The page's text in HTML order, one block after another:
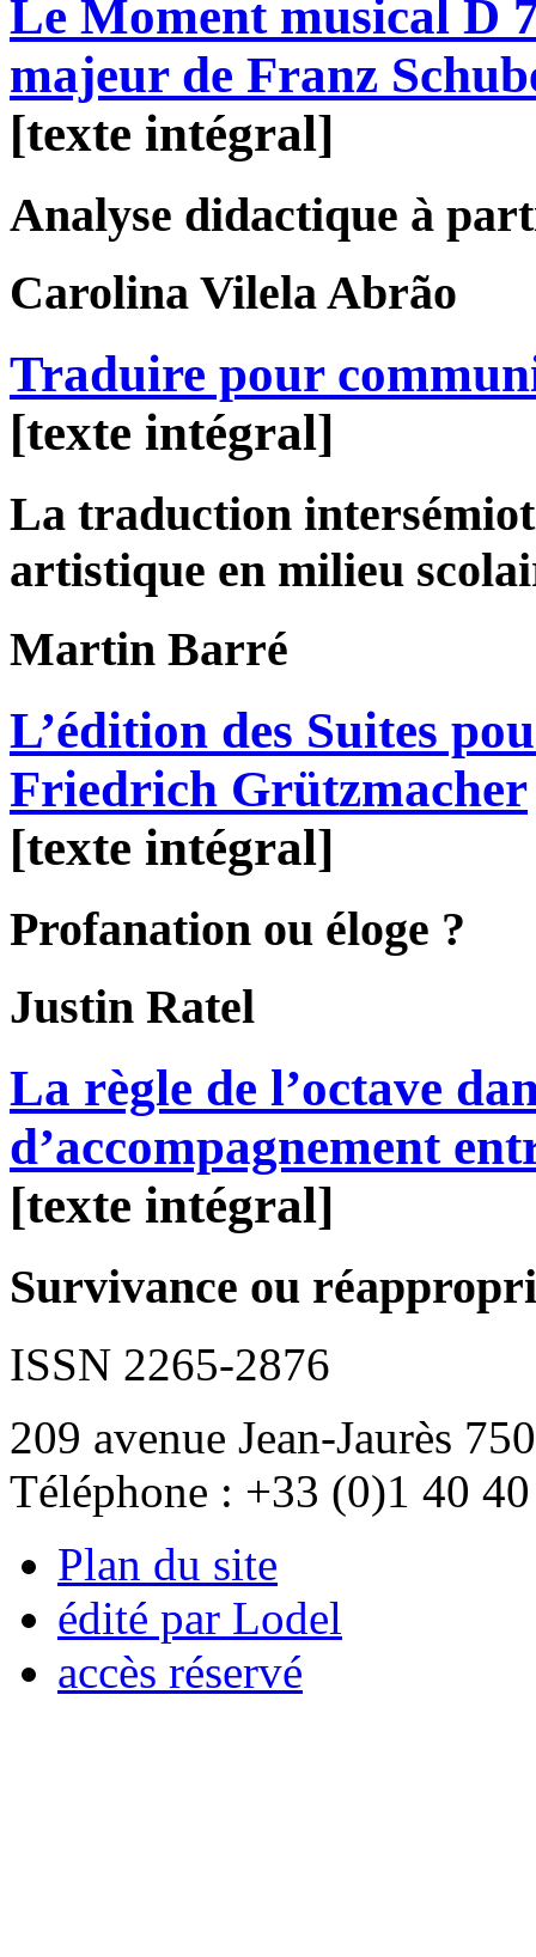
Le Moment musical D
majeur de Franz
[texte intégral]
Analyse didactique à
Carolina Vilela Abrão
Traduire pour
[texte intégral]
La traduction
artistique en milieu
Martin Barré
L’édition des Suites
Friedrich Grützmacher
[texte intégral]
Profanation ou éloge ?
Justin Ratel
La règle de l’octave
d’accompagnement
[texte intégral]
Survivance ou
ISSN 2265-2876
209 avenue Jean-Jaurès
Téléphone : +33 (0)1 40
Plan du site
édité par Lodel
accès réservé